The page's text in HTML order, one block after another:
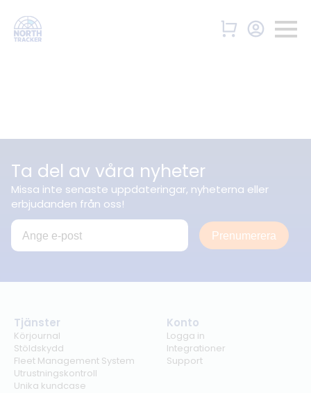
Ta del av våra nyheter
Missa inte senaste uppdateringar, nyheterna eller
erbjudanden från oss!
Prenumerera
Tjänster
Körjournal
Stöldskydd
Fleet Management System
Utrustningskontroll
Unika kundcase
Konto
Logga in
Integrationer
Support